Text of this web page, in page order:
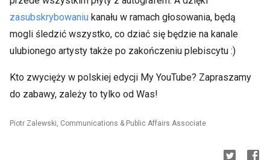
zasubskrybowaniu kanału w ramach głosowania, będą
mogli śledzić wszystko, co dziać się będzie na kanale
ulubionego artysty także po zakończeniu plebiscytu :)
Kto zwycięży w polskiej edycji My YouTube? Zapraszamy
do zabawy, zależy to tylko od Was!
Piotr Zalewski, Communications & Public Affairs Associate